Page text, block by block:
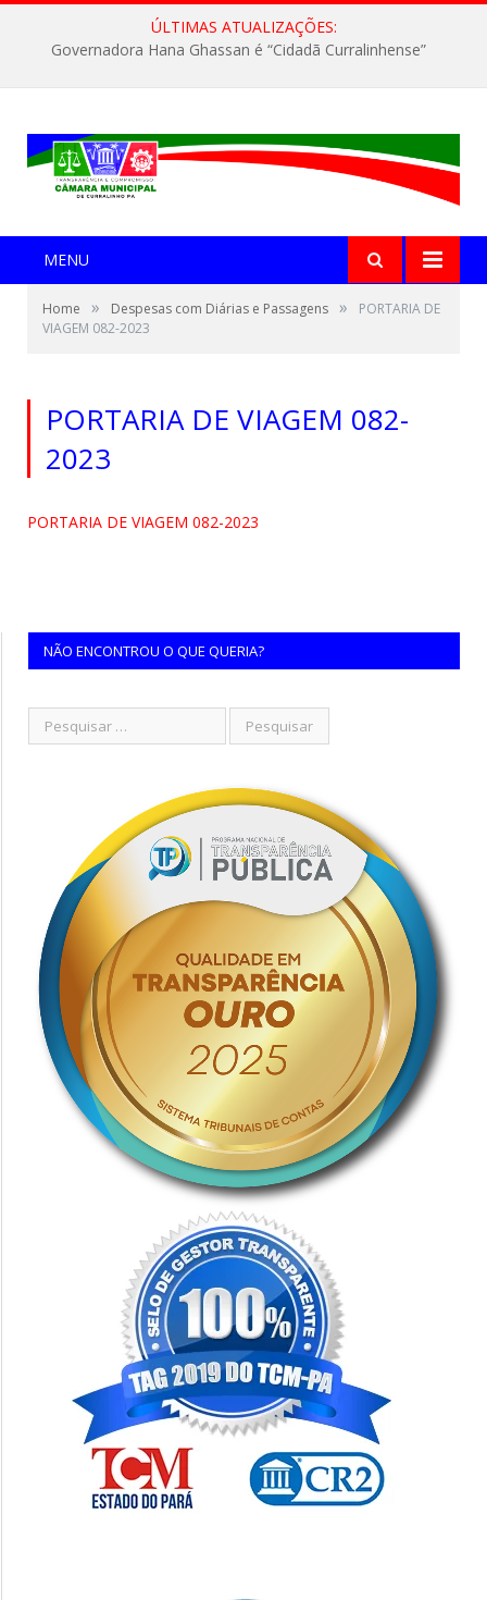
ÚLTIMAS ATUALIZAÇÕES:
Governadora Hana Ghassan é “Cidadã Curralinhense”
MENU
Home » Despesas com Diárias e Passagens »
PORTARIA DE
VIAGEM 082-2023
PORTARIA DE VIAGEM 082-
2023
PORTARIA DE VIAGEM 082-2023
NÃO ENCONTROU O QUE QUERIA?